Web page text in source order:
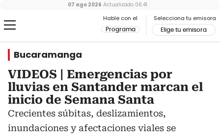
Hable con el
Programa
Selecciona tu emisora
Elige tu emisora
07 ago 2026 Actualizado 06:41
Bucaramanga
VIDEOS | Emergencias por
lluvias en Santander marcan el
inicio de Semana Santa
Crecientes súbitas, deslizamientos,
inundaciones y afectaciones viales se